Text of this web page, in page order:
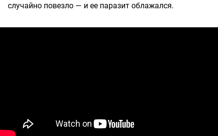
случайно повезло — и ее паразит облажался.